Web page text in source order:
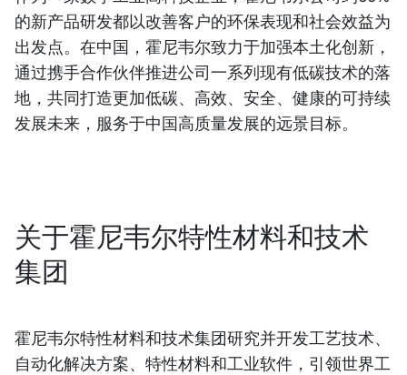
的新产品研发都以改善客户的环保表现和社会效益为
出发点。在中国，霍尼韦尔致力于加强本土化创新，
通过携手合作伙伴推进公司一系列现有低碳技术的落
地，共同打造更加低碳、高效、安全、健康的可持续
发展未来，服务于中国高质量发展的远景目标。
关于霍尼韦尔特性材料和技术
集团
霍尼韦尔特性材料和技术集团研究并开发工艺技术、
自动化解决方案、特性材料和工业软件，引领世界工